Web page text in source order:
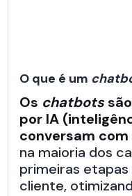
O que é um
Os chatbots
por IA
conversam
na maioria dos
primeiras
cliente,